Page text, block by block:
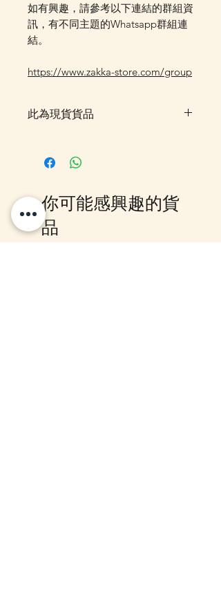
如有興趣，請參考以下連結的群組資
訊，有不同主題的Whatsapp群組連
結。
https://www.zakka-store.com/group
此為現貨貨品
Out 購買, 如系統顯示為"無庫
訂貨, 詳情請Facebook PM 或
Whatsapp 聯絡我們
你可能感興趣的貨
品